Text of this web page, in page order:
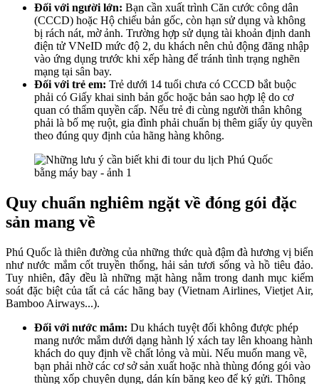
Đối với người lớn: Bạn cần xuất trình Căn cước công dân
(CCCD) hoặc Hộ chiếu bản gốc, còn hạn sử dụng và không
bị rách nát, mờ ảnh. Trường hợp sử dụng tài khoản định danh
điện tử VNeID mức độ 2, du khách nên chủ động đăng nhập
vào ứng dụng trước khi xếp hàng để tránh tình trạng nghẽn
mạng tại sân bay.
Đối với trẻ em: Trẻ dưới 14 tuổi chưa có CCCD bắt buộc
phải có Giấy khai sinh bản gốc hoặc bản sao hợp lệ do cơ
quan có thẩm quyền cấp. Nếu trẻ đi cùng người thân không
phải là bố mẹ ruột, gia đình phải chuẩn bị thêm giấy ủy quyền
theo đúng quy định của hãng hàng không.
Quy chuẩn nghiêm ngặt về đóng gói đặc
sản mang về
Phú Quốc là thiên đường của những thức quà đậm đà hương vị biển
như nước mắm cốt truyền thống, hải sản tươi sống và hồ tiêu đảo.
Tuy nhiên, đây đều là những mặt hàng nằm trong danh mục kiểm
soát đặc biệt của tất cả các hãng bay (Vietnam Airlines, Vietjet Air,
Bamboo Airways...).
Đối với nước mắm: Du khách tuyệt đối không được phép
mang nước mắm dưới dạng hành lý xách tay lên khoang hành
khách do quy định về chất lỏng và mùi. Nếu muốn mang về,
bạn phải nhờ các cơ sở sản xuất hoặc nhà thùng đóng gói vào
thùng xốp chuyên dụng, dán kín băng keo để ký gửi. Thông